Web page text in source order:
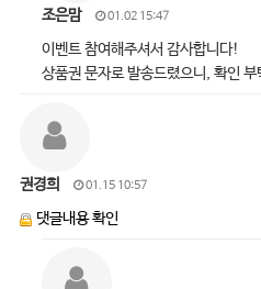
조은맘 01.02 15:47
이벤트 참여해주셔서 감사합니다!
상품권 문자로 발송드렸으니, 확인
권경희 01.15 10:57
댓글내용 확인